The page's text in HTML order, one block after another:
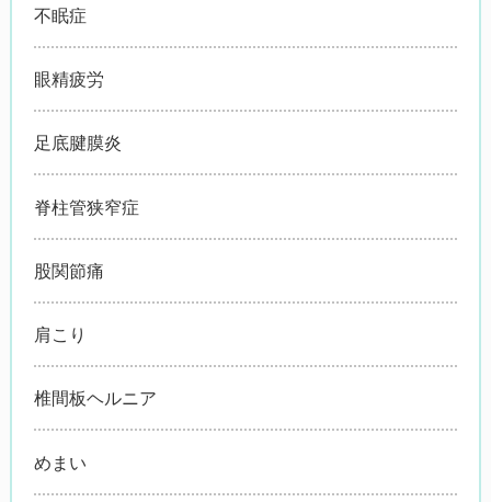
不眠症
眼精疲労
足底腱膜炎
脊柱管狭窄症
股関節痛
肩こり
椎間板ヘルニア
めまい